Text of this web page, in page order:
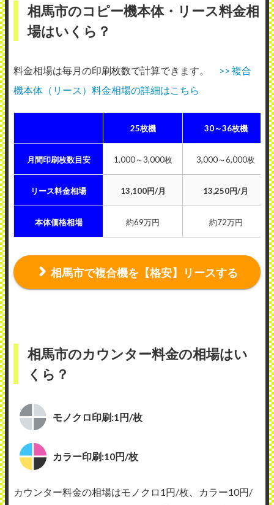
相馬市のコピー機本体・リース料金相
場はいくら？
料金相場は毎月の印刷枚数で計算できます。
>> 複合
機本体（リース）料金相場の詳細はこちら
25枚機 30～36枚機
月間印刷枚数目安 1,000～3,000枚 3,000～6,000枚
リース料金相場 13,100円/月 13,250円/月
本体価格相場 約69万円 約72万円
相馬市で複合機を【格安】リースする
相馬市のカウンター料金の相場はい
くら？
モノクロ印刷:1円/枚
カラー印刷:10円/枚
カウンター料金の相場はモノクロ1円/枚、カラー10円/